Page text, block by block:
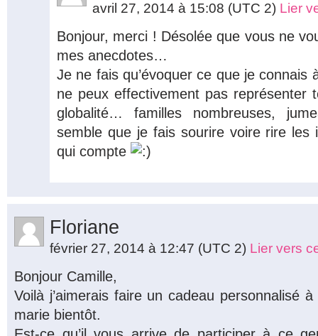
avril 27, 2014 à 15:08 (UTC 2) Lier
Bonjour, merci ! Désolée que vous ne
mes anecdotes…
Je ne fais qu’évoquer ce que je connais
ne peux effectivement pas représenter
globalité… familles nombreuses,
semble que je fais sourire voire rire les
qui compte
Floriane
février 27, 2014 à 12:47 (UTC 2) Lier vers
Bonjour Camille,
Voilà j’aimerais faire un cadeau personnalisé
marie bientôt.